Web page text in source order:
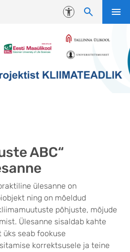
Juurdepääsetavus
ABC“
ülesanne on
ning on mõeldud
põhjuste, mõjude
Ülesanne sisaldab kahte
seab fookuse
korrektsusele ja teine